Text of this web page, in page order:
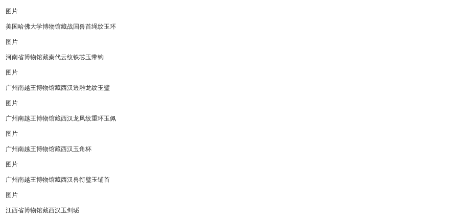
图片
美国哈佛大学博物馆藏战国兽首绳纹玉环
图片
河南省博物馆藏秦代云纹铁芯玉带钩
图片
广州南越王博物馆藏西汉透雕龙纹玉璧
图片
广州南越王博物馆藏西汉龙凤纹重环玉佩
图片
广州南越王博物馆藏西汉玉角杯
图片
广州南越王博物馆藏西汉兽衔璧玉铺首
图片
江西省博物馆藏西汉玉剑珌